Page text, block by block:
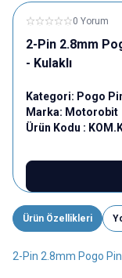
0 Yorum
2-Pin 2.8mm
- Kulaklı
Kategori: Pogo
Marka: Motorobit
Ürün Kodu :
Ürün Özellikleri
2-Pin 2.8mm Pogo